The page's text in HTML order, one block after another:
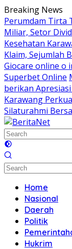
Skip
to
content
Breaking News
Perumdam Tirta
Miliar, Setor
Kesehatan
Klaim, Sejumlah
Giocare online o
Superbet Online
berikan
Karawang
Silaturahmi
Home
Nasional
Daerah
Politik
Hukrim